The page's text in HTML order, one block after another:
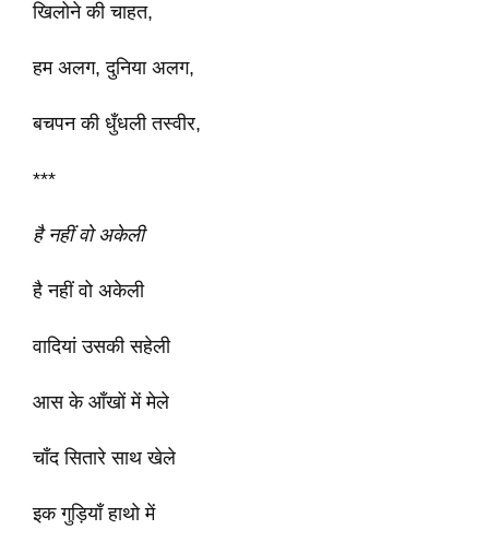
खिलोने की चाहत,
हम अलग, दुनिया अलग,
बचपन की धुँधली तस्वीर,
***
है नहीं वो अकेली
है नहीं वो अकेली
वादियां उसकी सहेली
आस के आँखों में मेले
चाँद सितारे साथ खेले
इक गुड़ियाँ हाथो में